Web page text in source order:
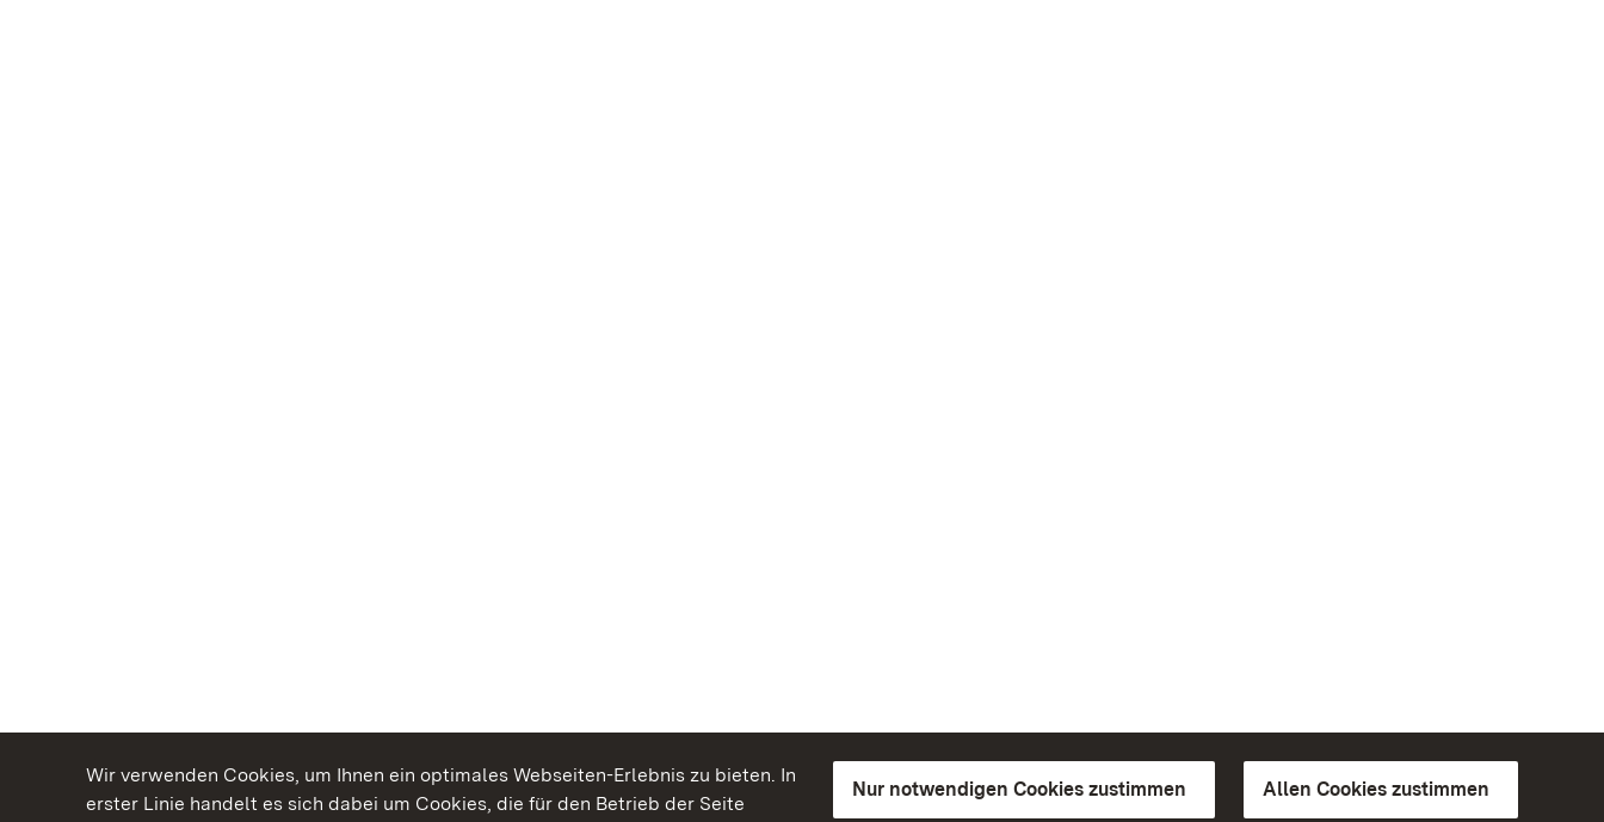
Wir verwenden Cookies, um Ihnen ein optimales Webseiten-Erlebnis zu bieten. In
erster Linie handelt es sich dabei um Cookies, die für den Betrieb der Seite
Nur notwendigen Cookies zustimmen Allen Cookies zustimmen